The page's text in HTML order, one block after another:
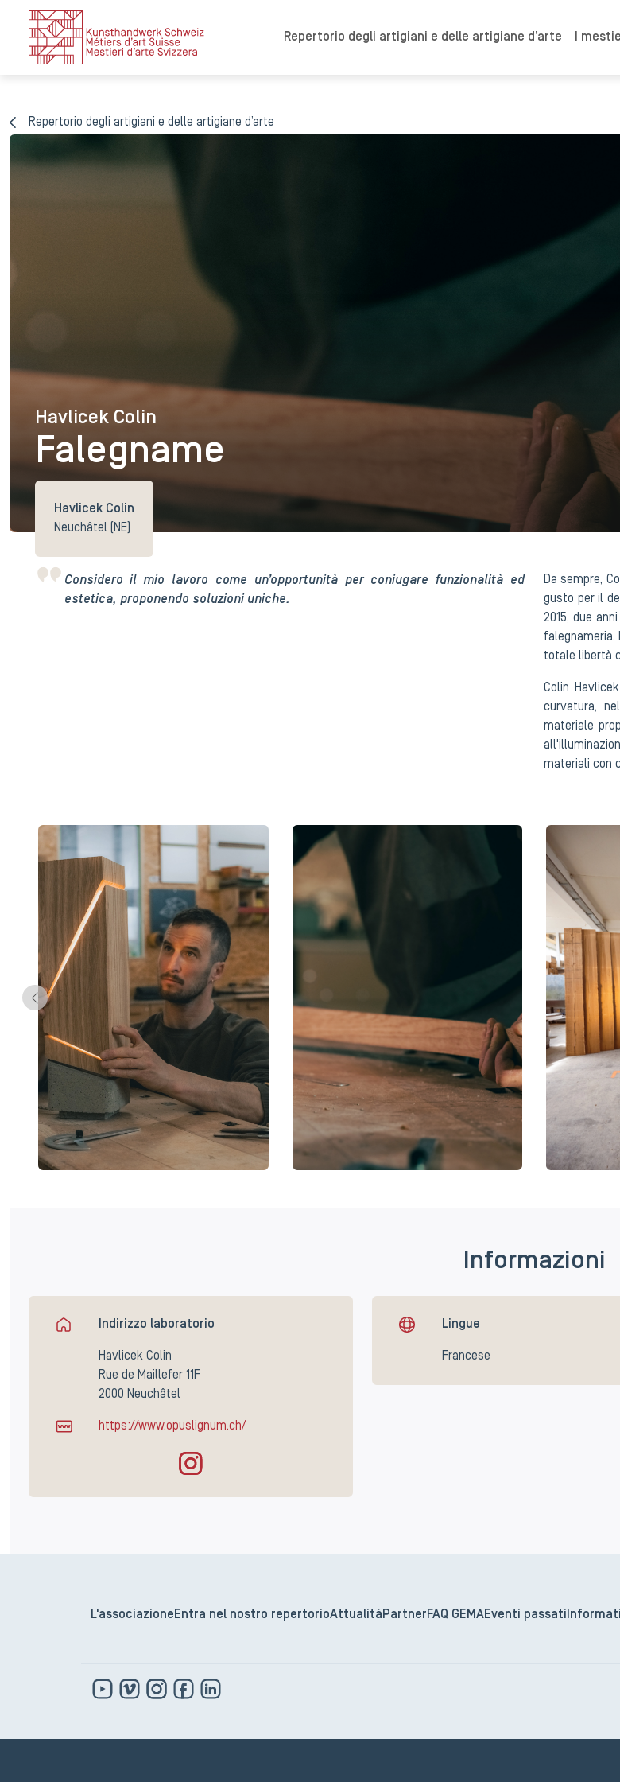
Repertorio degli artigiani e delle artigiane d’arte I
Repertorio degli artigiani e delle artigiane d’arte
Havlicek Colin
Havlicek Colin
Falegname
Havlicek Colin
Neuchâtel (NE)
Considero il mio lavoro come un’opportunità per coniugare funzionalità ed
estetica, proponendo soluzioni uniche.
Da sempre,
gusto per il
2015, due
falegnameria.
totale libertà
Colin
curvatura,
materiale
materiali con
Informazioni
Indirizzo laboratorio
Havlicek Colin
Rue de Maillefer 11F
2000 Neuchâtel
https://www.opuslignum.ch/
Lingue
Francese
L'associazione Entra nel nostro repertorioAttualità Partner FAQ GEMAEventi passati